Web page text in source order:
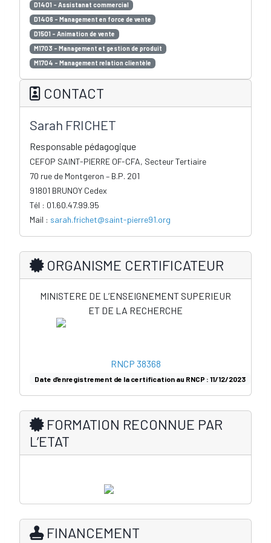
D1401 – Assistanat commercial
D1406 – Management en force de vente
D1501 – Animation de vente
M1703 – Management et gestion de produit
M1704 – Management relation clientèle
CONTACT
Sarah FRICHET
Responsable pédagogique
CEFOP SAINT-PIERRE OF-CFA, Secteur Tertiaire
70 rue de Montgeron – B.P. 201
91801 BRUNOY Cedex
Tél : 01.60.47.99.95
Mail : sarah.frichet@saint-pierre91.org
ORGANISME CERTIFICATEUR
MINISTERE DE L’ENSEIGNEMENT SUPERIEUR
ET DE LA RECHERCHE
RNCP 38368
Date d’enregistrement de la certification au RNCP : 11/12/2023
FORMATION RECONNUE PAR
L’ETAT
FINANCEMENT